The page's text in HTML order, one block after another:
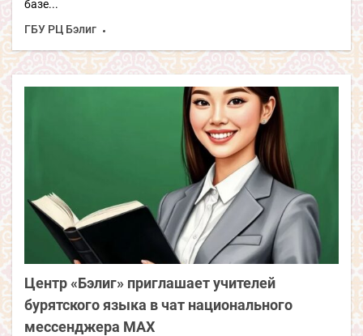
базе...
ГБУ РЦ Бэлиг
Центр «Бэлиг» приглашает учителей
бурятского языка в чат национального
мессенджера МАХ